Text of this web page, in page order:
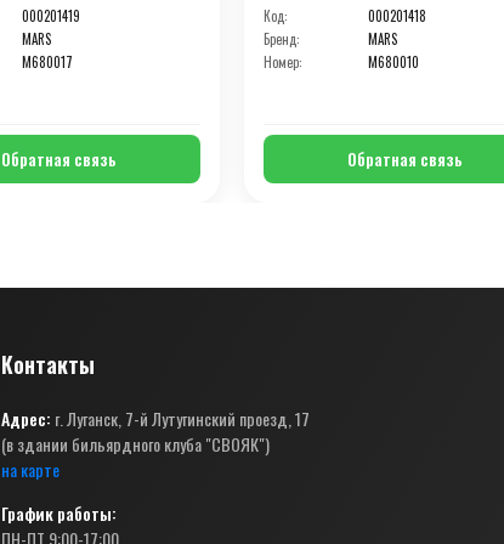
000201419
MARS
M680017
Обратная связь
Код:
000201418
Бренд:
MARS
Номер:
M680010
Обратная связь
Контакты
Адрес: г. Луганск, 7-й Лутугинский проезд, 17
(в здании бильярдного клуба "СВОЯК")
на карте
График работы:
ПН-ПТ 9:00-17:00